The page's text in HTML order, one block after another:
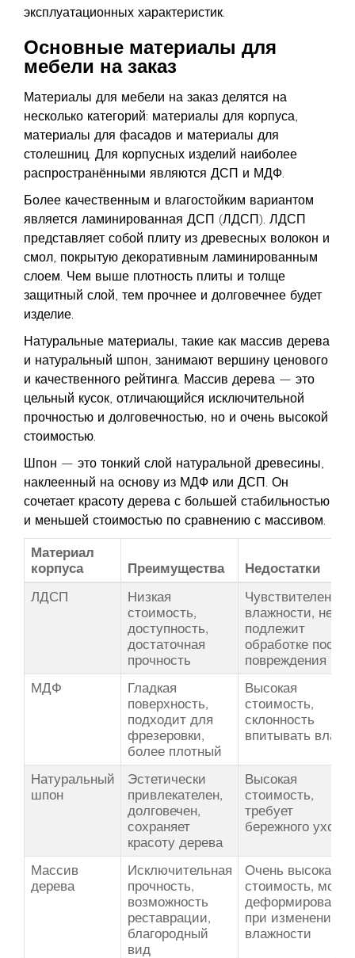
эксплуатационных характеристик.
Основные материалы для
мебели на заказ
Материалы для мебели на заказ делятся на
несколько категорий: материалы для корпуса,
материалы для фасадов и материалы для
столешниц. Для корпусных изделий наиболее
распространёнными являются ДСП и МДФ.
Более качественным и влагостойким вариантом
является ламинированная ДСП (ЛДСП). ЛДСП
представляет собой плиту из древесных волокон и
смол, покрытую декоративным ламинированным
слоем. Чем выше плотность плиты и толще
защитный слой, тем прочнее и долговечнее будет
изделие.
Натуральные материалы, такие как массив дерева
и натуральный шпон, занимают вершину ценового
и качественного рейтинга. Массив дерева — это
цельный кусок, отличающийся исключительной
прочностью и долговечностью, но и очень высокой
стоимостью.
Шпон — это тонкий слой натуральной древесины,
наклеенный на основу из МДФ или ДСП. Он
сочетает красоту дерева с большей стабильностью
и меньшей стоимостью по сравнению с массивом.
Материал
корпуса
Преимущества
Недостатки
ЛДСП
Низкая
стоимость,
доступность,
достаточная
прочность
Чувствителен к
влажности, не
подлежит
обработке после
повреждения
МДФ
Гладкая
поверхность,
подходит для
фрезеровки,
более плотный
Высокая
стоимость,
склонность
впитывать влагу
Натуральный
шпон
Эстетически
привлекателен,
долговечен,
сохраняет
красоту дерева
Высокая
стоимость,
требует
бережного ухода
Массив
дерева
Исключительная
прочность,
возможность
реставрации,
благородный
вид
Очень высокая
стоимость, может
при изменении
влажности